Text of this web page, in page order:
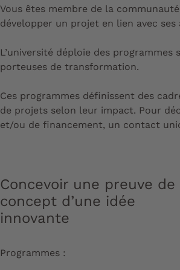
Vous êtes membre de la
développer un projet en lien avec
L’université déploie des
porteuses de transformation.
Ces programmes définissent des
de projets selon leur impact. Pour
et/ou de financement, un contact
Concevoir une preuve de
concept d’une idée
innovante
Programmes :